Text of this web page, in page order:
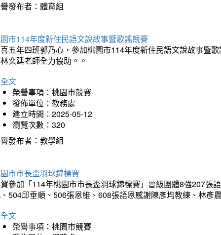
發布者：體育組
市114年度新住民語文說故事暨歌謠競賽
五年四班郭乃心，參加桃園市114年度新住民語文說故事暨
奕廷老師全力協助。。
文
榮譽事項：桃園市競賽
發佈單位：教務處
建立時間：2025-05-12
瀏覽次數：320
發布者：教學組
市市長盃羽球錦標賽
參加「114年桃園市市長盃羽球錦標賽」晉級團體8強207張
504邱垂順、506張恩維、608張語恩感謝陳彥均教練、林彥
文
榮譽事項：桃園市競賽